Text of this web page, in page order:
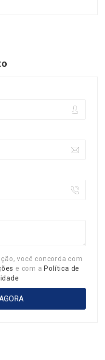
você concorda com
e com a Política de